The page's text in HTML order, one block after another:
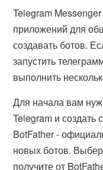
Telegram
приложений для
создавать ботов.
запустить
выполнить
Для начала вам
Telegram и создать
BotFather -
новых ботов.
получите от